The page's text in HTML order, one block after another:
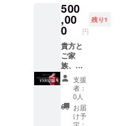
劇場
hitaruク
リエイ
ティブ
スタジ
オ 札幌
市中央
区北1条
西1丁目
札幌市
民交流
プラザ
リンク
付きと
なりま
す。 ※
ペアで
ご参加
の方は
支援者
様とお
相手の
お名前
を備考
細につ
きまし
ては、
後日LA
MANO
からご
連絡致
しま
す。 ※
スタジ
オまで
の交通
費等は
回目公
演15：
00 2回
目公演
18：30
場所：
札幌文
化芸術
劇場
hitaruク
リエイ
ティブ
スタジ
さい。
パー
ティー
や会社
の忘年
会、新
年会な
どでも
OK!マ
ルティ
ンがア
ルゼン
チンタ
500
,00
0 円
残り1
貴方と
ご家
族、ご
友人の
ためだ
けにソ
ルと
フェル
ナンド
支援
者：
0人
お届
け予
定：